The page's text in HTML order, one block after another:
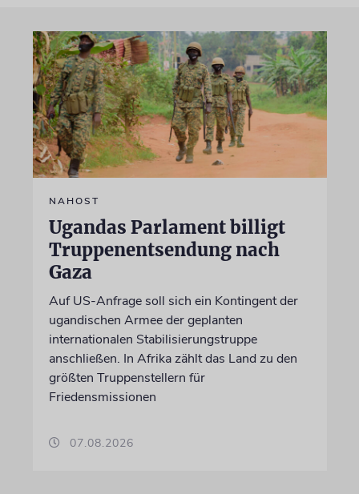
NAHOST
Ugandas Parlament billigt
Truppenentsendung nach
Gaza
Auf US-Anfrage soll sich ein Kontingent der
ugandischen Armee der geplanten
internationalen Stabilisierungstruppe
anschließen. In Afrika zählt das Land zu den
größten Truppenstellern für
Friedensmissionen
07.08.2026